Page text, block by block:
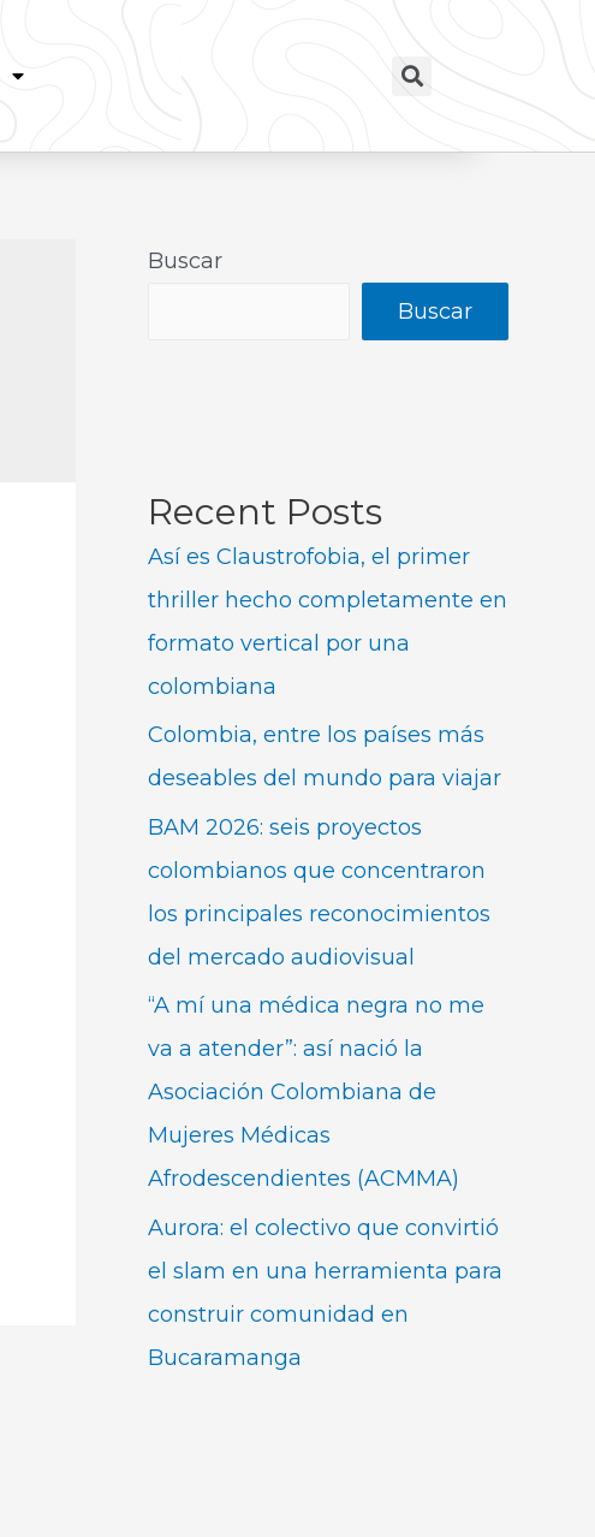
Buscar
Buscar
Recent Posts
Así es Claustrofobia, el primer
thriller hecho completamente en
formato vertical por una
colombiana
Colombia, entre los países más
deseables del mundo para viajar
BAM 2026: seis proyectos
colombianos que concentraron
los principales reconocimientos
del mercado audiovisual
“A mí una médica negra no me
va a atender”: así nació la
Asociación Colombiana de
Mujeres Médicas
Afrodescendientes (ACMMA)
Aurora: el colectivo que convirtió
el slam en una herramienta para
construir comunidad en
Bucaramanga